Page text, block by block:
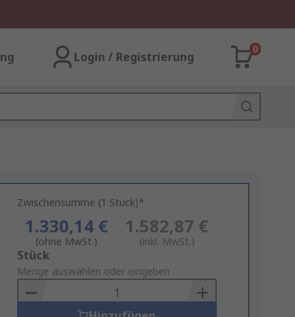
Login / Registrierung
0
Zwischensumme (1 Stück)*
1.330,14 €
(ohne MwSt.)
1.582,87 €
(inkl. MwSt.)
Add
to
Basket
Stück
Menge auswählen oder eingeben